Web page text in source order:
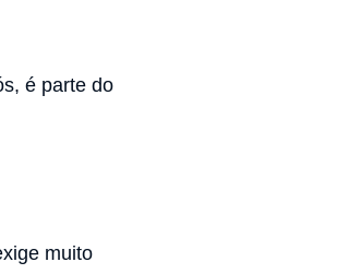
é parte do
muito